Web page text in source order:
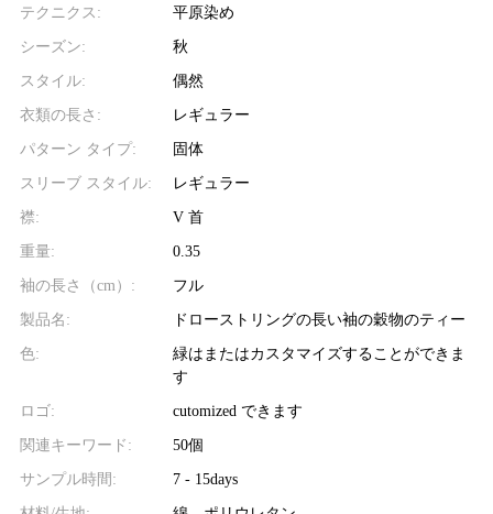
テクニクス: 平原染め
シーズン: 秋
スタイル: 偶然
衣類の長さ: レギュラー
パターン タイプ: 固体
スリーブ スタイル: レギュラー
襟: V 首
重量: 0.35
袖の長さ（cm）: フル
製品名: ドローストリングの長い袖の穀物のティー
色:
緑はまたはカスタマイズすることができま
す
ロゴ: cutomized できます
関連キーワード: 50個
サンプル時間: 7 - 15days